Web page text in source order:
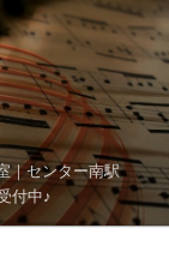
｜センター南駅
付中♪